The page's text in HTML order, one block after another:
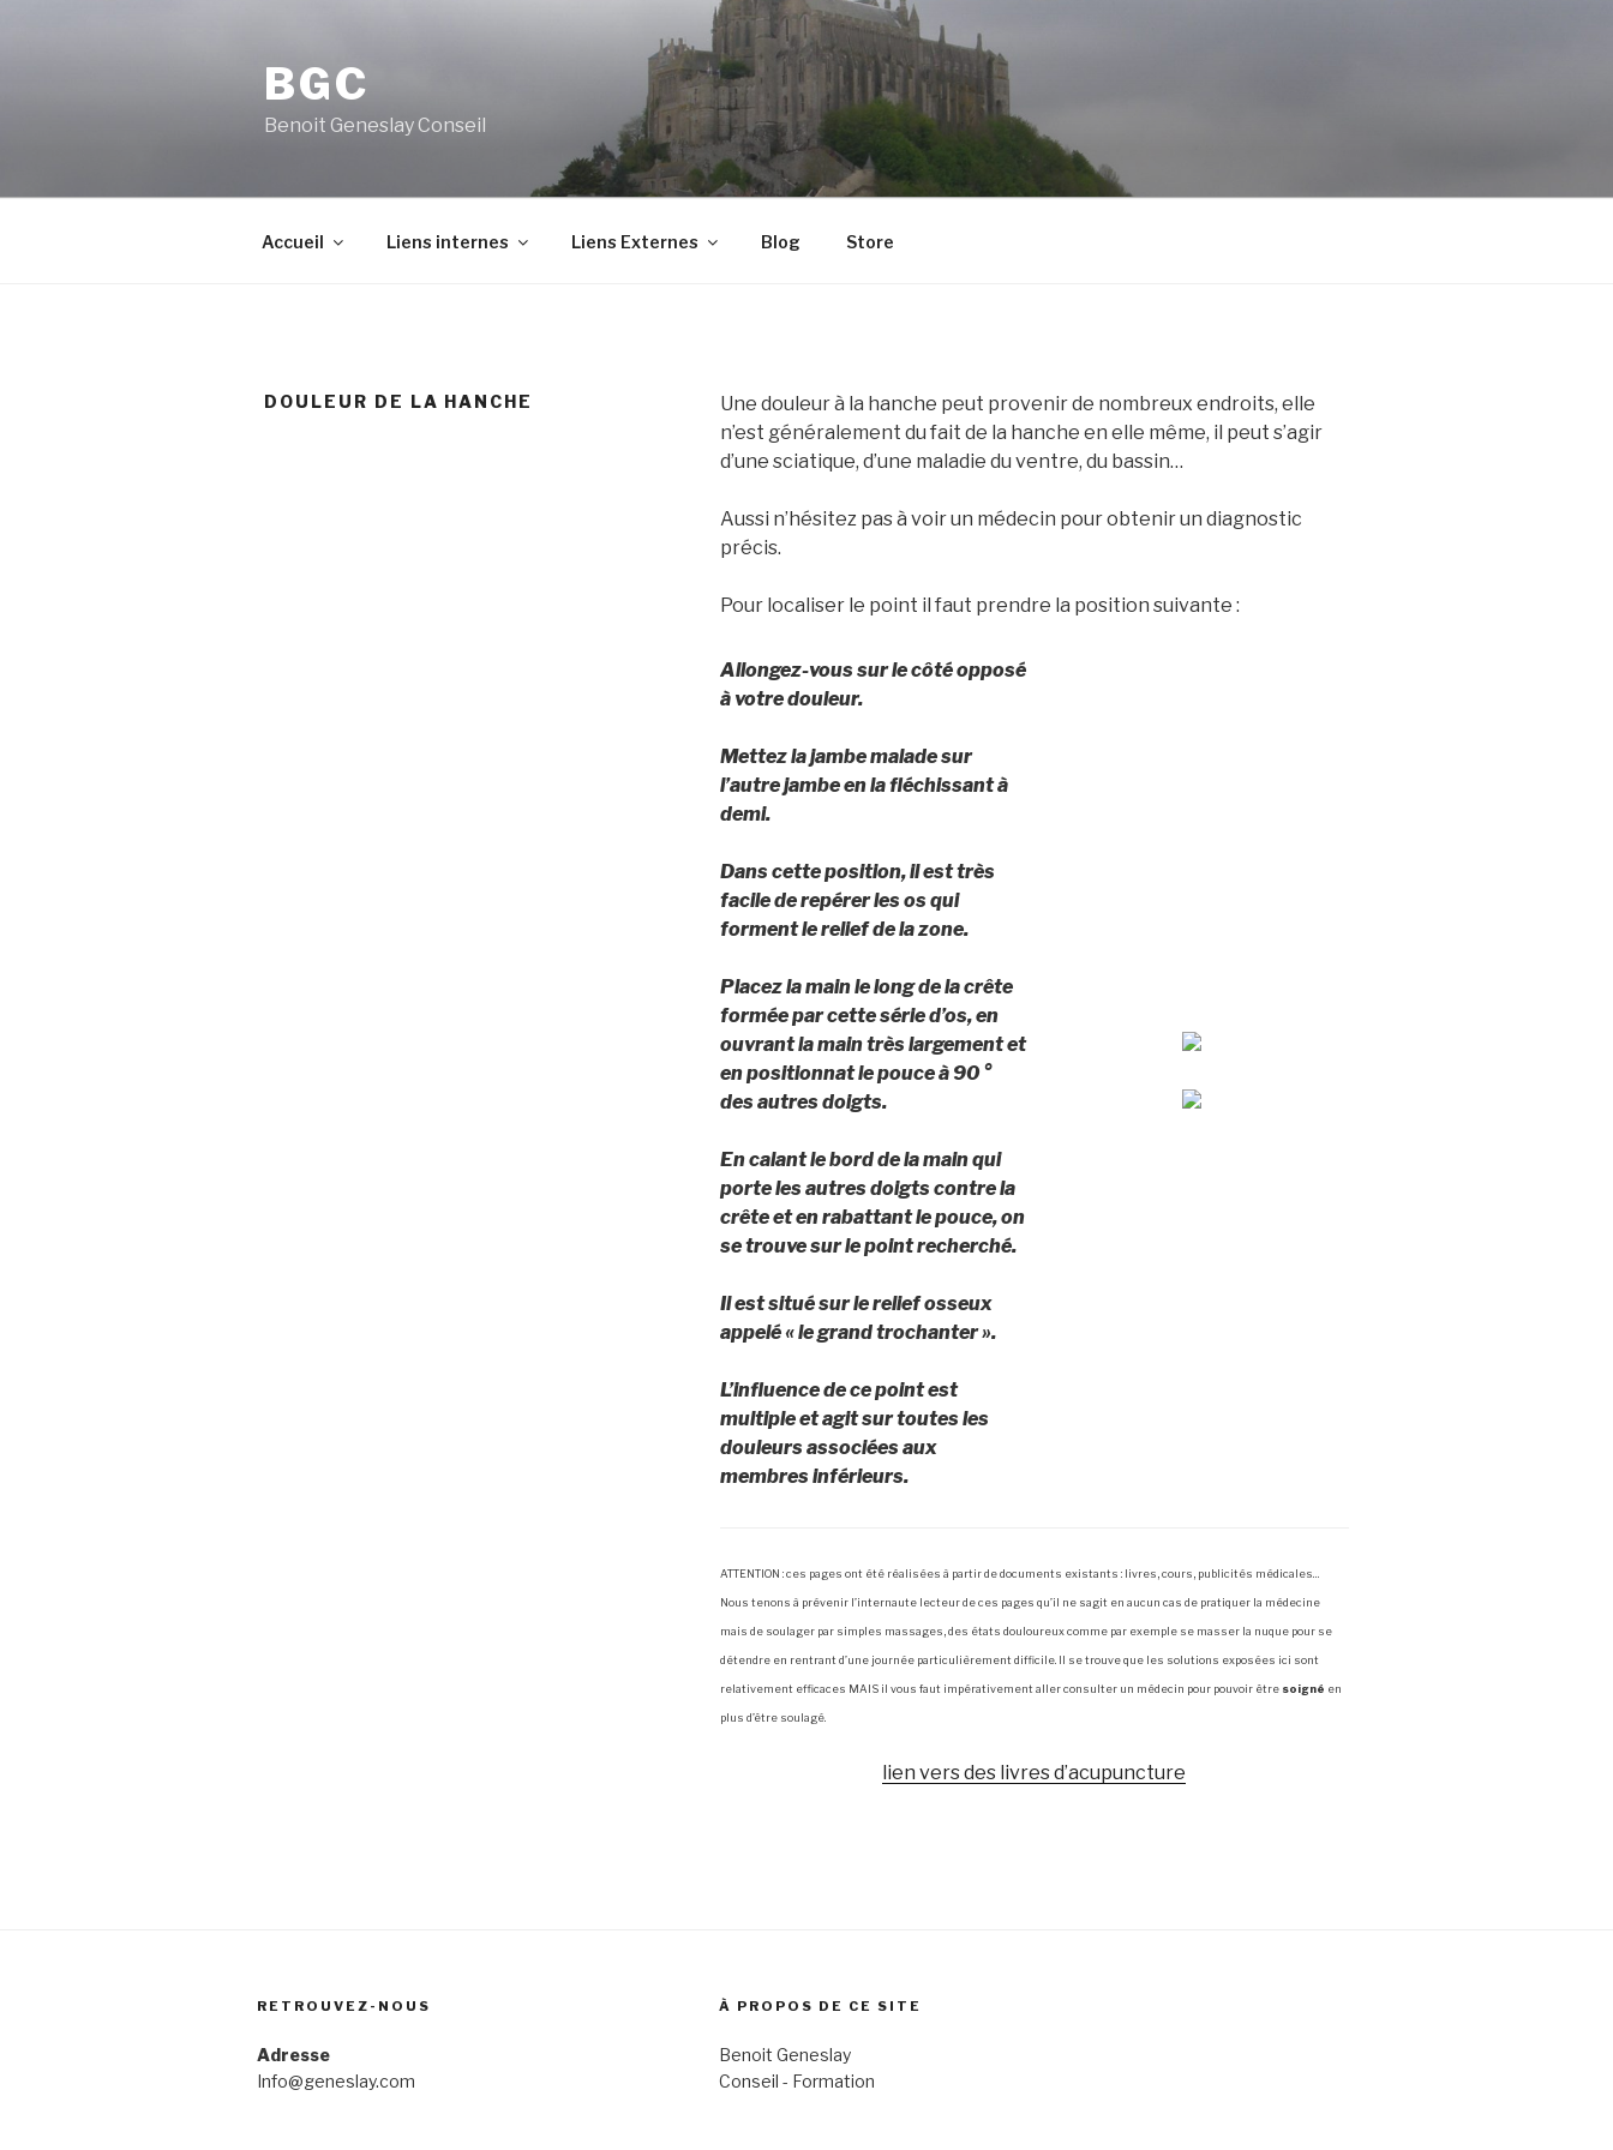
BGC
Benoit Geneslay Conseil
Accueil Liens internes Liens Externes Blog Store
DOULEUR DE LA HANCHE
Une douleur à la hanche peut provenir de nombreux endroits, elle
n’est généralement du fait de la hanche en elle même, il peut s’agir
d’une sciatique, d’une maladie du ventre, du bassin…
Aussi n’hésitez pas à voir un médecin pour obtenir un diagnostic
précis.
Pour localiser le point il faut prendre la position suivante :
Allongez-vous sur le côté opposé
à votre douleur.
Mettez la jambe malade sur
l’autre jambe en la fléchissant à
demi.
Dans cette position, il est très
facile de repérer les os qui
forment le relief de la zone.
Placez la main le long de la crête
formée par cette série d’os, en
ouvrant la main très largement et
en positionnat le pouce à 90 °
des autres doigts.
En calant le bord de la main qui
porte les autres doigts contre la
crête et en rabattant le pouce, on
se trouve sur le point recherché.
Il est situé sur le relief osseux
appelé « le grand trochanter ».
L’influence de ce point est
multiple et agit sur toutes les
douleurs associées aux
membres inférieurs.
ATTENTION : ces pages ont été réalisées à partir de documents existants : livres, cours, publicités médicales…
Nous tenons à prévenir l’internaute lecteur de ces pages qu’il ne sagit en aucun cas de pratiquer la médecine
mais de soulager par simples massages, des états douloureux comme par exemple se masser la nuque pour se
détendre en rentrant d’une journée particulièrement difficile. Il se trouve que les solutions exposées ici sont
relativement efficaces MAIS il vous faut impérativement aller consulter un médecin pour pouvoir être soigné en
plus d’être soulagé.
lien vers des livres d’acupuncture
RETROUVEZ-NOUS
Adresse
Info@geneslay.com
À PROPOS DE CE SITE
Benoit Geneslay
Conseil - Formation